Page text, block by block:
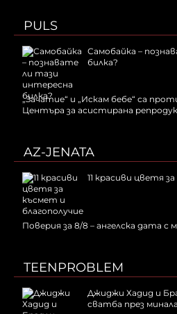
PULS
Самобайка –
билка?
„Зачатие“ и „Искам бебе“ са
Центъра за асистирана
AZ-JENATA
11 красиви цветя
Поверия за 8/8 – ангелска дата с
TEENPROBLEM
Джиджи Хадид и
сватба през